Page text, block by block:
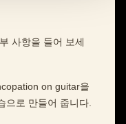
사항을 들어 보세
on guitar을
으로 만들어 줍니다.